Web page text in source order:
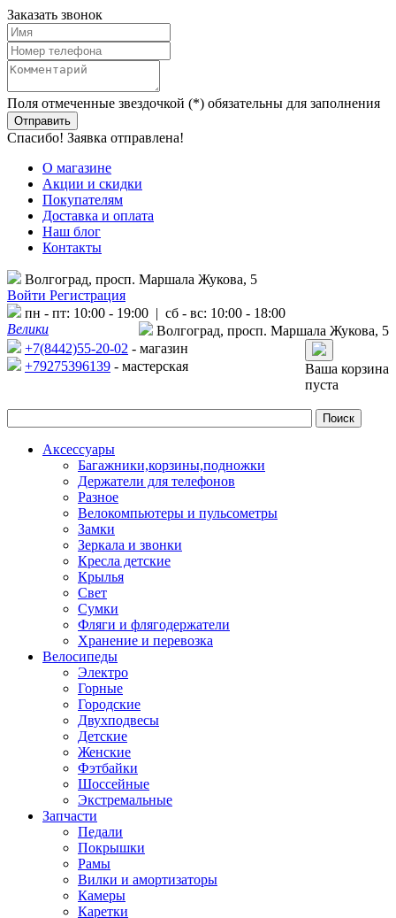
Заказать звонок
Поля отмеченные звездочкой (*) обязательны для заполнения
Спасибо! Заявка отправлена!
О магазине
Акции и скидки
Покупателям
Доставка и оплата
Наш блог
Контакты
Волгоград, просп. Маршала Жукова, 5
Войти Регистрация
пн - пт: 10:00 - 19:00 | сб - вс: 10:00 - 18:00
Велики
Волгоград, просп. Маршала Жукова, 5
+7(8442)55-20-02 - магазин
+79275396139 - мастерская
Ваша корзина
пуста
Аксессуары
Багажники,корзины,подножки
Держатели для телефонов
Разное
Велокомпьютеры и пульсометры
Замки
Зеркала и звонки
Кресла детские
Крылья
Свет
Сумки
Фляги и флягодержатели
Хранение и перевозка
Велосипеды
Электро
Горные
Городские
Двухподвесы
Детские
Женские
Фэтбайки
Шоссейные
Экстремальные
Запчасти
Педали
Покрышки
Рамы
Вилки и амортизаторы
Камеры
Каретки